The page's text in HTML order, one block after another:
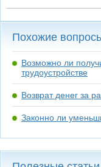
Похожие
Возможно ли
трудоустройстве
Возврат денег за
Законно ли